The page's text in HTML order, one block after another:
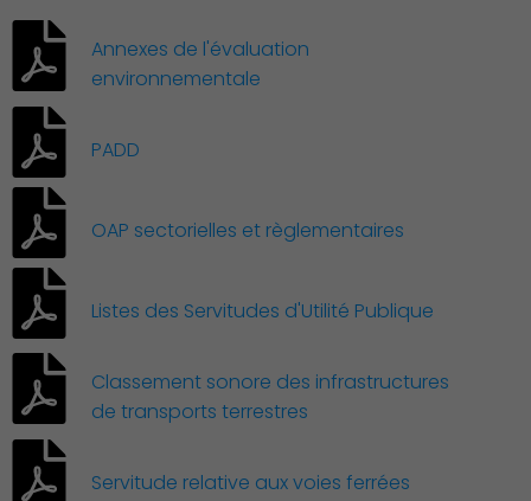
Emploi
Annexes de l'évaluation
environnementale
PADD
OAP sectorielles et règlementaires
Listes des Servitudes d'Utilité Publique
Classement sonore des infrastructures
de transports terrestres
Servitude relative aux voies ferrées